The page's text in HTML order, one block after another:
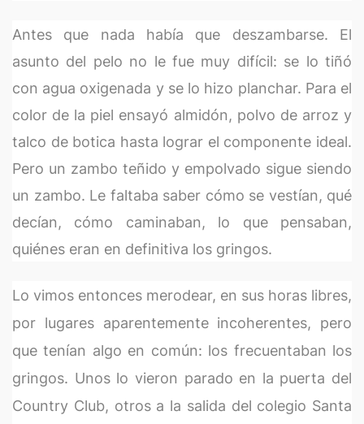
Antes que nada había que deszambarse. El
asunto del pelo no le fue muy difícil: se lo tiñó
con agua oxigenada y se lo hizo planchar. Para el
color de la piel ensayó almidón, polvo de arroz y
talco de botica hasta lograr el componente ideal.
Pero un zambo teñido y empolvado sigue siendo
un zambo. Le faltaba saber cómo se vestían, qué
decían, cómo caminaban, lo que pensaban,
quiénes eran en definitiva los gringos.
Lo vimos entonces merodear, en sus horas libres,
por lugares aparentemente incoherentes, pero
que tenían algo en común: los frecuentaban los
gringos. Unos lo vieron parado en la puerta del
Country Club, otros a la salida del colegio Santa